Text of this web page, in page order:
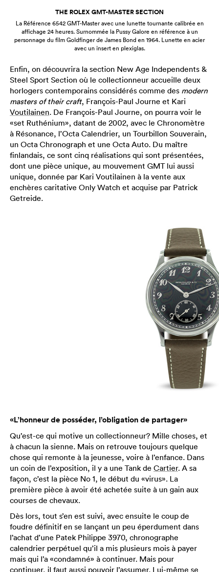
THE ROLEX GMT-MASTER SECTION
La Référence 6542 GMT-Master avec une lunette tournante calibrée en
affichage 24 heures. Surnommée la Pussy Galore en référence à un
personnage du film Goldfinger de James Bond en 1964. Lunette en acier
avec un insert en plexiglas.
Enfin, on découvrira la section New Age Independents &
Steel Sport Section où le collectionneur accueille deux
horlogers contemporains considérés comme des modern
masters of their craft, François-Paul Journe et Kari
Voutilainen. De François-Paul Journe, on pourra voir le
«set Ruthénium», datant de 2002, avec le Chronomètre
à Résonance, l’Octa Calendrier, un Tourbillon Souverain,
un Octa Chronograph et une Octa Auto. Du maître
finlandais, ce sont cinq réalisations qui sont présentées,
dont une pièce unique, au mouvement GMT lui aussi
unique, donnée par Kari Voutilainen à la vente aux
enchères caritative Only Watch et acquise par Patrick
Getreide.
«L’honneur de posséder, l’obligation de partager»
Qu’est-ce qui motive un collectionneur? Mille choses, et
à chacun la sienne. Mais on retrouve toujours quelque
chose qui remonte à la jeunesse, voire à l’enfance. Dans
un coin de l’exposition, il y a une Tank de Cartier. A sa
façon, c’est la pièce No 1, le début du «virus». La
première pièce à avoir été achetée suite à un gain aux
courses de chevaux.
Dès lors, tout s’en est suivi, avec ensuite le coup de
foudre définitif en se lançant un peu éperdument dans
l’achat d’une Patek Philippe 3970, chronographe
calendrier perpétuel qu’il a mis plusieurs mois à payer
mais qui l’a «condamné» à continuer. Mais pour
continuer, il faut aussi pouvoir l’assumer. Lui-même se